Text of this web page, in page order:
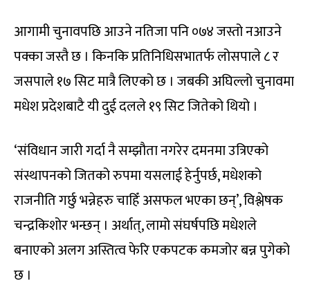
आगामी चुनावपछि आउने नतिजा पनि ०७४ जस्तो नआउने
पक्का जस्तै छ । किनकि प्रतिनिधिसभातर्फ लोसपाले ८ र
जसपाले १७ सिट मात्रै लिएको छ । जबकी अघिल्लो चुनावमा
मधेश प्रदेशबाटै यी दुई दलले १९ सिट जितेको थियो ।
‘संविधान जारी गर्दा नै सम्झौता नगरेर दमनमा उत्रिएको
संस्थापनको जितको रुपमा यसलाई हेर्नुपर्छ, मधेशको
राजनीति गर्छु भन्नेहरु चाहिँ असफल भएका छन्’, विश्लेषक
चन्द्रकिशोर भन्छन् । अर्थात्, लामो संघर्षपछि मधेशले
बनाएको अलग अस्तित्व फेरि एकपटक कमजोर बन्न पुगेको
छ ।